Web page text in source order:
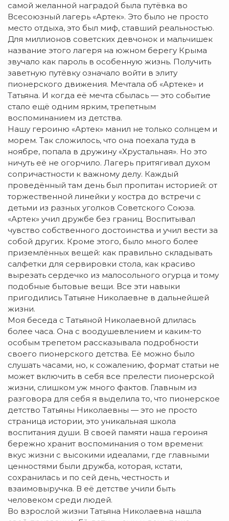
самой желанной наградой была путёвка во
Всесоюзный лагерь «Артек». Это было не просто
место отдыха, это был миф, ставший реальностью.
Для миллионов советских девчонок и мальчишек
название этого лагеря на южном берегу Крыма
звучало как пароль в особенную жизнь. Получить
заветную путёвку означало войти в элиту
пионерского движения. Мечтала об «Артеке» и
Татьяна. И когда её мечта сбылась — это событие
стало ещё одним ярким, трепетным
воспоминанием из детства.
Нашу героиню «Артек» манил не только солнцем и
морем. Так сложилось, что она поехала туда в
ноябре, попала в дружину «Хрустальная». Но это
ничуть её не огорчило. Лагерь притягивал духом
сопричастности к важному делу. Каждый
проведённый там день был пропитан историей: от
торжественной линейки у костра до встречи с
детьми из разных уголков Советского Союза.
«Артек» учил дружбе без границ. Воспитывал
чувство собственного достоинства и учил вести за
собой других. Кроме этого, было много более
приземлённых вещей: как правильно складывать
салфетки для сервировки стола, как красиво
вырезать сердечко из малосольного огурца и тому
подобные бытовые вещи. Все эти навыки
пригодились Татьяне Николаевне в дальнейшей
жизни.
Моя беседа с Татьяной Николаевной длилась
более часа. Она с воодушевлением и каким-то
особым трепетом рассказывала подробности
своего пионерского детства. Её можно было
слушать часами, но, к сожалению, формат статьи не
может включить в себя все прелести пионерской
жизни, слишком уж много фактов. Главным из
разговора для себя я выделила то, что пионерское
детство Татьяны Николаевны — это не просто
страница истории, это уникальная школа
воспитания души. В своей памяти наша героиня
бережно хранит воспоминания о том времени:
вкус жизни с высокими идеалами, где главными
ценностями были дружба, которая, кстати,
сохранилась и по сей день, честность и
взаимовыручка. В её детстве учили быть
человеком среди людей.
Во взрослой жизни Татьяна Николаевна нашла